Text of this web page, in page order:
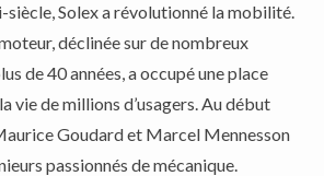
siècle, Solex a révolutionné la mobilité.
déclinée sur de nombreux
de 40 années, a occupé une place
vie de millions d’usagers. Au début
Goudard et Marcel Mennesson
passionnés de mécanique.